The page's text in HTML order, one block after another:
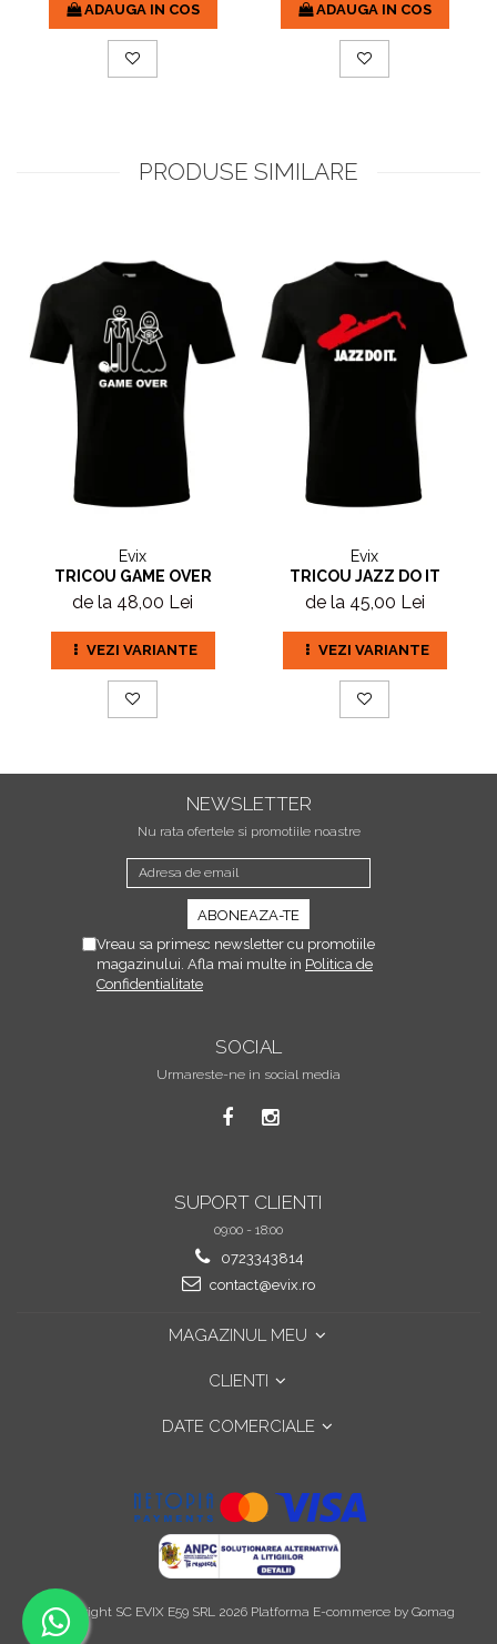
ADAUGA IN COS ADAUGA IN COS
PRODUSE SIMILARE
Evix
TRICOU GAME OVER
de la 48,00 Lei
VEZI VARIANTE
Evix
TRICOU JAZZ DO IT
de la 45,00 Lei
VEZI VARIANTE
NEWSLETTER
Nu rata ofertele si promotiile noastre
Vreau sa primesc newsletter cu promotiile
magazinului. Afla mai multe in Politica de
Confidentialitate
SOCIAL
Urmareste-ne in social media
SUPORT CLIENTI
09:00 - 18:00
0723343814
contact@evix.ro
MAGAZINUL MEU
CLIENTI
DATE COMERCIALE
©Copyright SC EVIX E59 SRL 2026 Platforma E-commerce by Gomag